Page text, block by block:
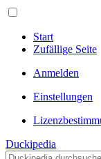
Start
Zufällige Seite
Anmelden
Einstellungen
Duckipedia